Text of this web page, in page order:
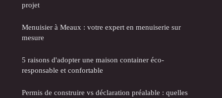
projet
Menuisier à Meaux : votre expert en menuiserie sur
mesure
5 raisons d'adopter une maison container éco-
responsable et confortable
Permis de construire vs déclaration préalable : quelles